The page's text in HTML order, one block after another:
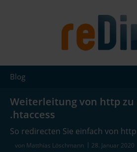
Blog
AGENTUR
LEISTUNGEN
von Matthias Löschmann 28. Januar 2020
Weiterleitung von http
.htaccess
So redirecten Sie einfach von